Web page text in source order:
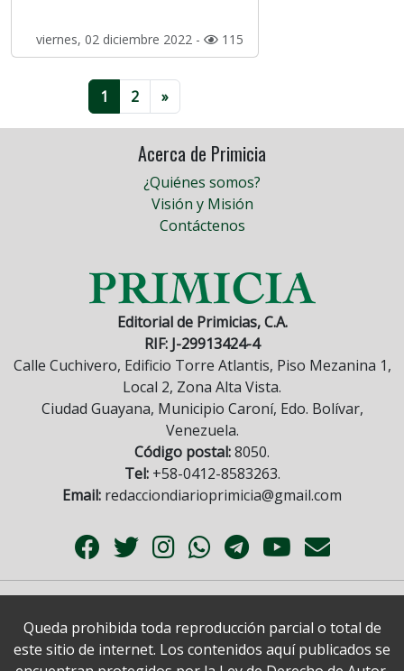
viernes, 02 diciembre 2022 - 115
1 2 »
Acerca de Primicia
¿Quiénes somos?
Visión y Misión
Contáctenos
Editorial de Primicias, C.A.
RIF: J-29913424-4
Calle Cuchivero, Edificio Torre Atlantis, Piso Mezanina 1,
Local 2, Zona Alta Vista.
Ciudad Guayana, Municipio Caroní, Edo. Bolívar,
Venezuela.
Código postal:8050.
Tel:+58-0412-8583263.
Email: redacciondiarioprimicia@gmail.com
Queda prohibida toda reproducción parcial o total de
este sitio de internet. Los contenidos aquí publicados se